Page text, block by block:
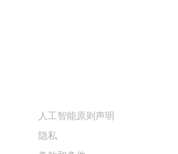
人工智能原则声明
隐私